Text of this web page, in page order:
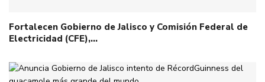
Fortalecen Gobierno de Jalisco y Comisión Federal de
Electricidad (CFE),…